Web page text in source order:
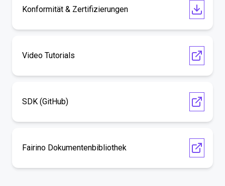
Konformität & Zertifizierungen
Video Tutorials
SDK (GitHub)
Fairino Dokumentenbibliothek